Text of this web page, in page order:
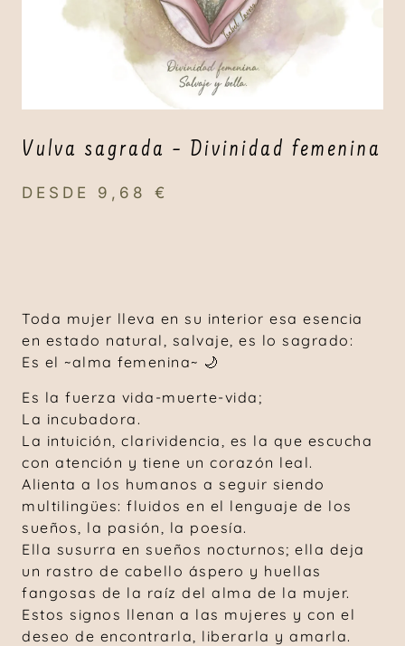
Vulva sagrada – Divinidad femenina
DESDE 9,68 €
Toda mujer lleva en su interior esa esencia
en estado natural, salvaje, es lo sagrado:
Es el ~alma femenina~ 🌙
Es la fuerza vida-muerte-vida;
La incubadora.
La intuición, clarividencia, es la que escucha
con atención y tiene un corazón leal.
Alienta a los humanos a seguir siendo
multilingües: fluidos en el lenguaje de los
sueños, la pasión, la poesía.
Ella susurra en sueños nocturnos; ella deja
un rastro de cabello áspero y huellas
fangosas de la raíz del alma de la mujer.
Estos signos llenan a las mujeres y con el
deseo de encontrarla, liberarla y amarla.